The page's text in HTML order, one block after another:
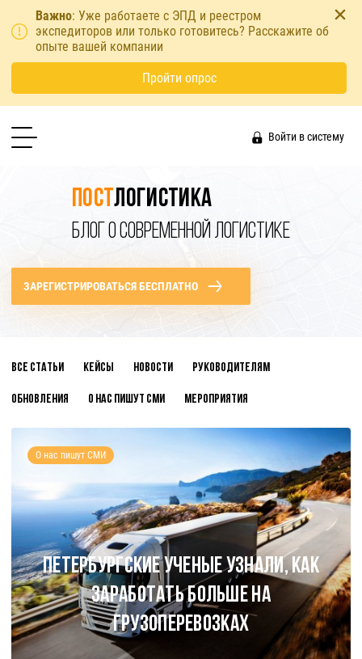
Важно: Уже работаете с ЭПД и реестром
экспедиторов или только готовитесь? Расскажите об
опыте вашей компании
Пройти опрос
Войти в систему
Постлогистика
БЛОГ О СОВРЕМЕННОЙ ЛОГИСТИКЕ
ЗАРЕГИСТРИРОВАТЬСЯ БЕСПЛАТНО
Все статьи Кейсы Новости Руководителям
Обновления О нас пишут СМИ Мероприятия
О нас пишут СМИ
Петербургские ученые узнали, как
заработать больше на
грузоперевозках